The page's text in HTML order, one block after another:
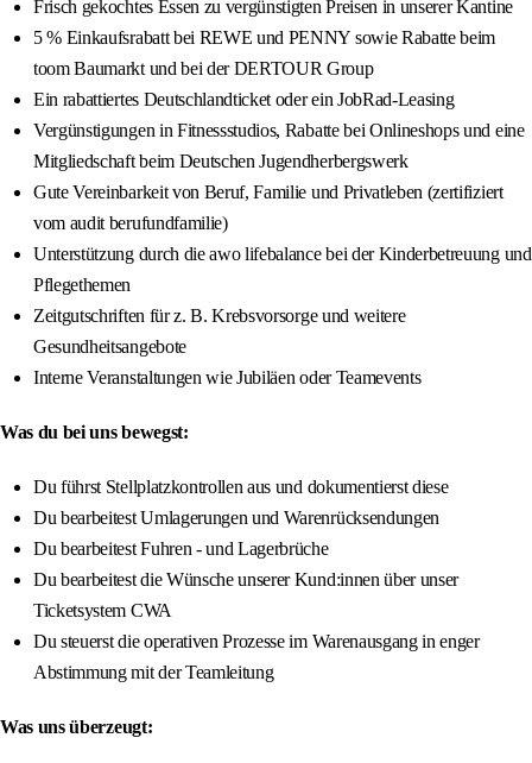
Frisch gekochtes Essen zu vergünstigten Preisen in unserer Kantine
5 % Einkaufsrabatt bei REWE und PENNY sowie Rabatte beim
toom Baumarkt und bei der DERTOUR Group
Ein rabattiertes Deutschlandticket oder ein JobRad-Leasing
Vergünstigungen in Fitnessstudios, Rabatte bei Onlineshops und eine
Mitgliedschaft beim Deutschen Jugendherbergswerk
Gute Vereinbarkeit von Beruf, Familie und Privatleben (zertifiziert
vom audit berufundfamilie)
Unterstützung durch die awo lifebalance bei der Kinderbetreuung und
Pflegethemen
Zeitgutschriften für z. B. Krebsvorsorge und weitere
Gesundheitsangebote
Interne Veranstaltungen wie Jubiläen oder Teamevents
Was du bei uns bewegst:
Du führst Stellplatzkontrollen aus und dokumentierst diese
Du bearbeitest Umlagerungen und Warenrücksendungen
Du bearbeitest Fuhren - und Lagerbrüche
Du bearbeitest die Wünsche unserer Kund:innen über unser
Ticketsystem CWA
Du steuerst die operativen Prozesse im Warenausgang in enger
Abstimmung mit der Teamleitung
Was uns überzeugt: